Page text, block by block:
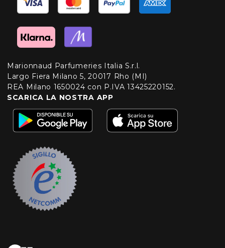
Marionnaud Parfumeries Italia S.r.l.
Largo Fiera Milano 5, 20017 Rho (MI)
REA Milano 1650024 con P.IVA 13425220152.
SCARICA LA NOSTRA APP